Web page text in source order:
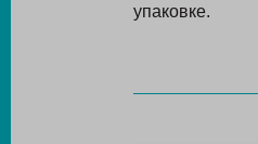
упаковке.